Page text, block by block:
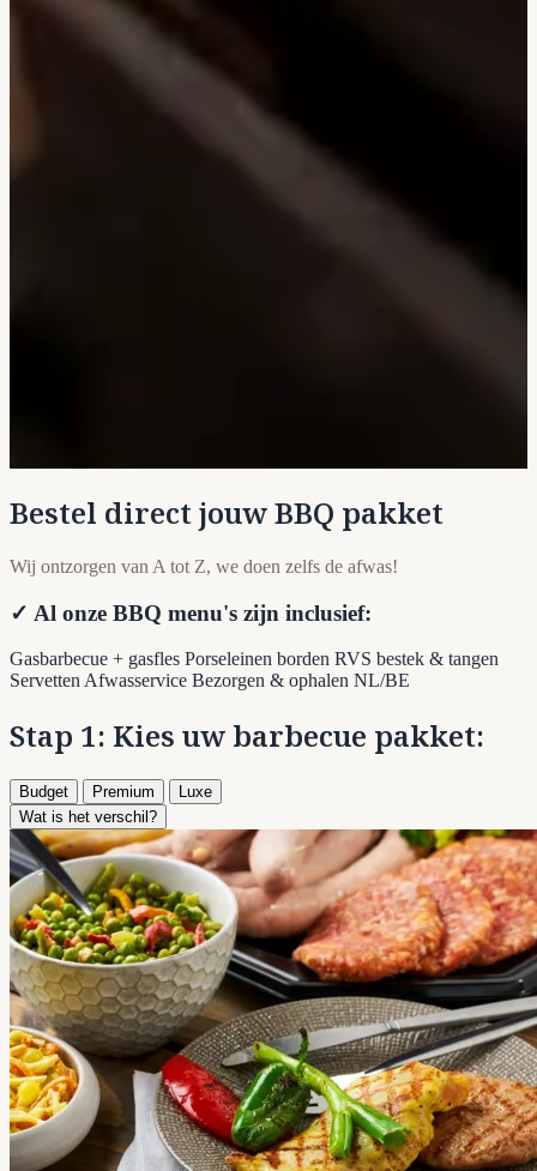
Bestel direct jouw BBQ pakket
Wij ontzorgen van A tot Z, we doen zelfs de afwas!
✓ Al onze BBQ menu's zijn inclusief:
Gasbarbecue + gasfles Porseleinen borden RVS bestek & tangen
ServettenAfwasservice Bezorgen & ophalen NL/BE
Stap 1: Kies uw barbecue pakket:
Budget Premium
Luxe
Wat is het verschil?